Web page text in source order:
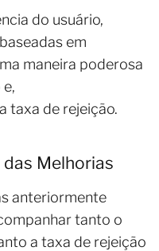
do usuário,
em
maneira poderosa
taxa de rejeição.
Melhorias
anteriormente
tanto o
a taxa de rejeição